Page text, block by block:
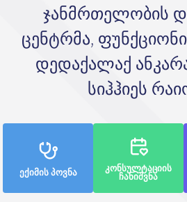
ჯანმრთელობის
ცენტრმა,
დედაქალაქ
სიჰჰიეს
ექიმის პოვნა კონსულტაციის
ჩანიშვნა